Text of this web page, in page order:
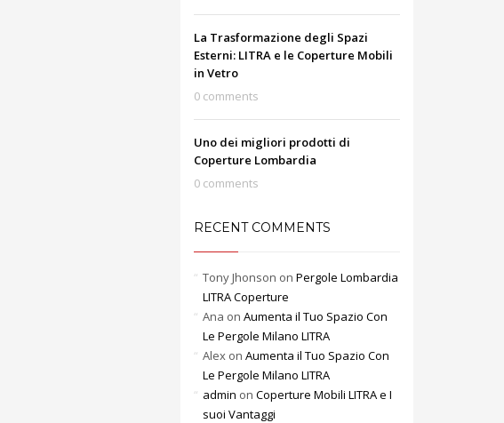
La Trasformazione degli Spazi
Esterni: LITRA e le Coperture Mobili
in Vetro
0 comments
Uno dei migliori prodotti di
Coperture Lombardia
0 comments
RECENT COMMENTS
Tony Jhonson on Pergole Lombardia
LITRA Coperture
Ana on Aumenta il Tuo Spazio Con
Le Pergole Milano LITRA
Alexon Aumenta il Tuo Spazio Con
Le Pergole Milano LITRA
admin on Coperture Mobili LITRA e I
suoi Vantaggi